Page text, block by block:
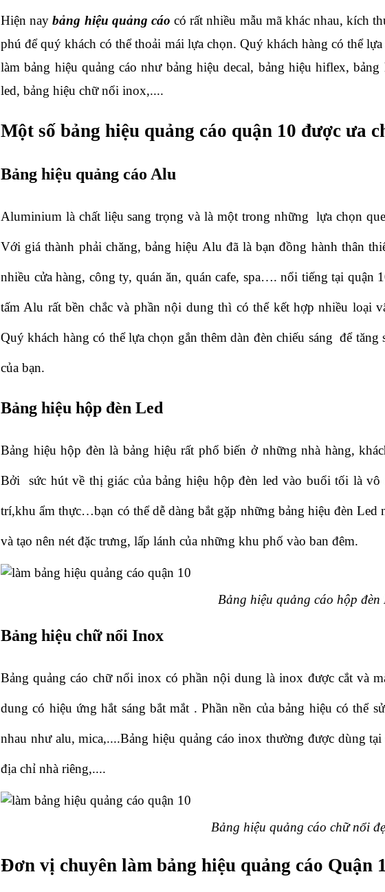
Hiện nay bảng hiệu quảng cáo có rất nhiều mẫu mã khác nhau, kích
phú để quý khách có thể thoải mái lựa chọn. Quý khách hàng có thể
làm bảng hiệu quảng cáo như bảng hiệu decal, bảng hiệu hiflex,
led, bảng hiệu chữ nổi inox,....
Một số bảng hiệu quảng cáo quận 10 được ưa
Bảng hiệu quảng cáo Alu
Aluminium là chất liệu sang trọng và là một trong những  lựa chọn
Với giá thành phải chăng, bảng hiệu Alu đã là bạn đồng hành thân
nhiều cửa hàng, công ty, quán ăn, quán cafe, spa…. nổi tiếng tại quận
tấm Alu rất bền chắc và phần nội dung thì có thể kết hợp nhiều loại
Quý khách hàng có thể lựa chọn gắn thêm dàn đèn chiếu sáng  để
của bạn.
Bảng hiệu hộp đèn Led
Bảng hiệu hộp đèn là bảng hiệu rất phổ biến ở những nhà hàng,
Bởi  sức hút về thị giác của bảng hiệu hộp đèn led vào buổi tối là
trí,khu ẩm thực…bạn có thể dễ dàng bắt gặp những bảng hiệu đèn Led
và tạo nên nét đặc trưng, lấp lánh của những khu phố vào ban đêm.
Bảng hiệu quảng cáo hộp đèn
Bảng hiệu chữ nổi Inox
Bảng quảng cáo chữ nổi inox có phần nội dung là inox được cắt và
dung có hiệu ứng hắt sáng bắt mắt . Phần nền của bảng hiệu có thể
nhau như alu, mica,....Bảng hiệu quảng cáo inox thường được dùng
địa chỉ nhà riêng,....
Bảng hiệu quảng cáo chữ nổi
Đơn vị chuyên làm bảng hiệu quảng cáo Quận